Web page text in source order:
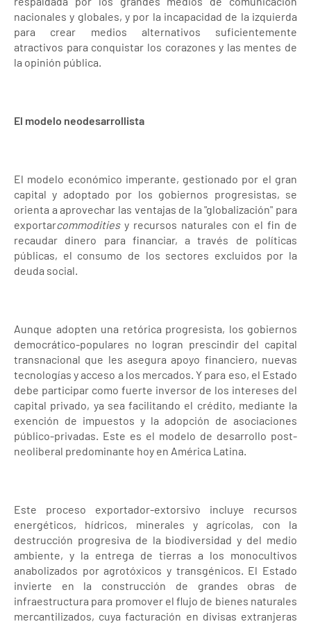
nacionales y globales, y por la incapacidad de la izquierda
para crear medios alternativos suficientemente
atractivos para conquistar los corazones y las mentes de
la opinión pública.
El modelo neodesarrollista
El modelo económico imperante, gestionado por el gran
capital y adoptado por los gobiernos progresistas, se
orienta a aprovechar las ventajas de la "globalización" para
exportarcommoditiesy recursos naturales con el fin de
recaudar dinero para financiar, a través de políticas
públicas, el consumo de los sectores excluidos por la
deuda social.
Aunque adopten una retórica progresista, los gobiernos
democrático-populares no logran prescindir del capital
transnacional que les asegura apoyo financiero, nuevas
tecnologías y acceso a los mercados. Y para eso, el Estado
debe participar como fuerte inversor de los intereses del
capital privado, ya sea facilitando el crédito, mediante la
exención de impuestos y la adopción de asociaciones
público-privadas. Este es el modelo de desarrollo post-
neoliberal predominante hoy en América Latina.
Este proceso exportador-extorsivo incluye recursos
energéticos, hídricos, minerales y agrícolas, con la
destrucción progresiva de la biodiversidad y del medio
ambiente, y la entrega de tierras a los monocultivos
anabolizados por agrotóxicos y transgénicos. El Estado
invierte en la construcción de grandes obras de
infraestructura para promover el flujo de bienes naturales
mercantilizados, cuya facturación en divisas extranjeras